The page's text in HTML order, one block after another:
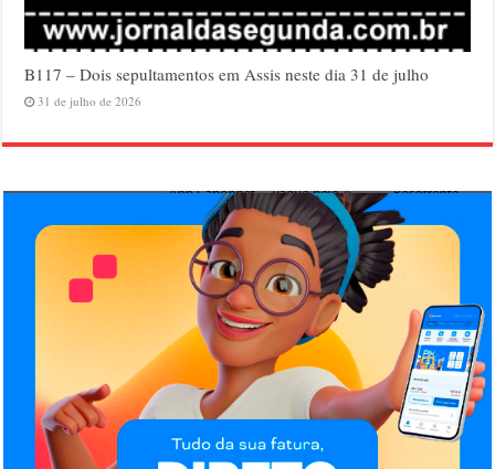
B117 – Dois sepultamentos em Assis neste dia 31 de julho
31 de julho de 2026